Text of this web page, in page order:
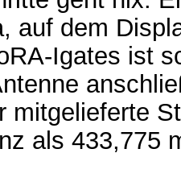
auf dem
Igates ist
mitgelieferte
als 433,775